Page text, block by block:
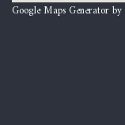
Google Maps Generator by